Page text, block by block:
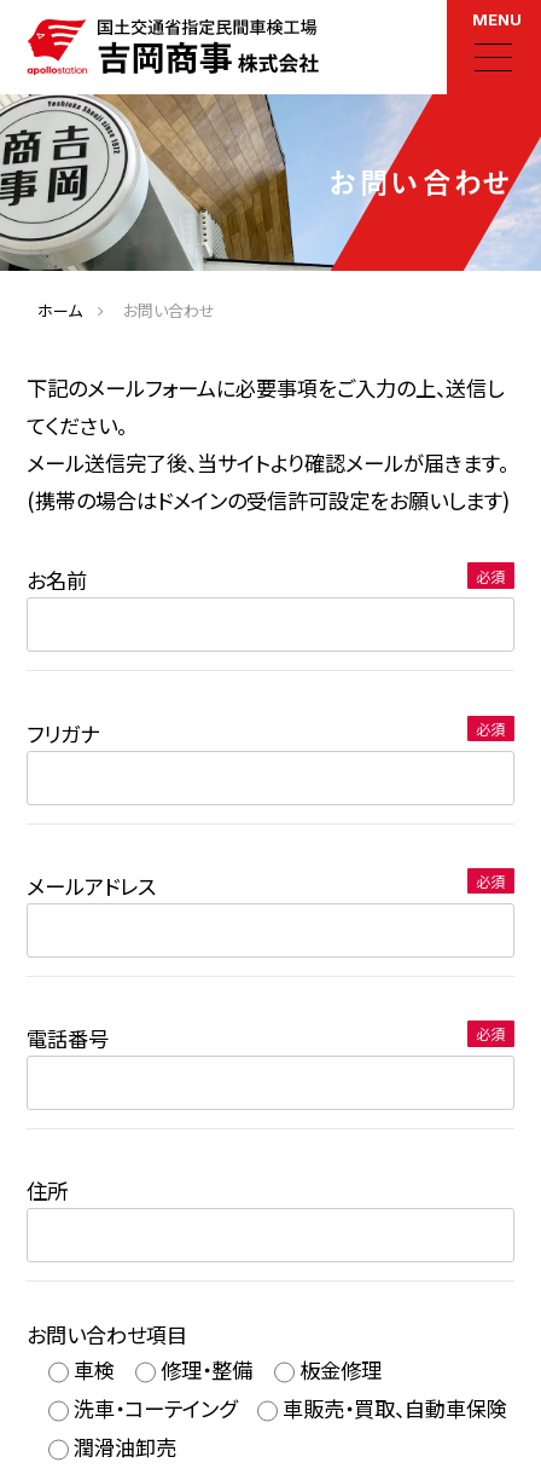
MENU
お問い合わせ
ホーム お問い合わせ
下記のメールフォームに必要事項をご入力の上、送信し
てください。
メール送信完了後、当サイトより確認メールが届きます。
(携帯の場合はドメインの受信許可設定をお願いします)
お名前 必須
フリガナ 必須
メールアドレス 必須
電話番号 必須
住所
お問い合わせ項目
車検
修理・整備
板金修理
洗車・コーテイング
車販売・買取、自動車保険
潤滑油卸売